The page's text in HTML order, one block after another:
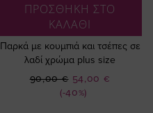
ΠΡΟΣΘΗΚΗ ΣΤΟ
ΚΑΛΑΘΙ
Παρκά με κουμπιά και τσέπες σε
λαδί χρώμα plus size
(-40%)
Ειδική
Τιμή
54,00 €
90,00 €